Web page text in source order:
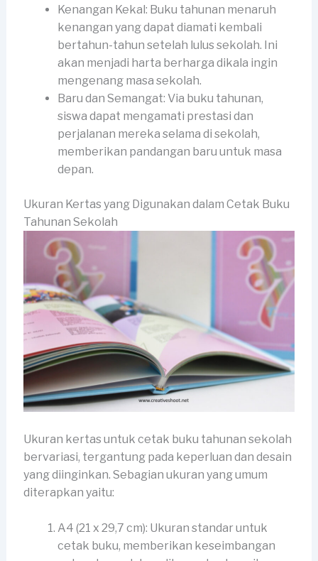
Kenangan Kekal: Buku tahunan menaruh
kenangan yang dapat diamati kembali
bertahun-tahun setelah lulus sekolah. Ini
akan menjadi harta berharga dikala ingin
mengenang masa sekolah.
Baru dan Semangat: Via buku tahunan,
siswa dapat mengamati prestasi dan
perjalanan mereka selama di sekolah,
memberikan pandangan baru untuk masa
depan.
Ukuran Kertas yang Digunakan dalam Cetak Buku
Tahunan Sekolah
Ukuran kertas untuk cetak buku tahunan sekolah
bervariasi, tergantung pada keperluan dan desain
yang diinginkan. Sebagian ukuran yang umum
diterapkan yaitu:
A4 (21 x 29,7 cm): Ukuran standar untuk
cetak buku, memberikan keseimbangan